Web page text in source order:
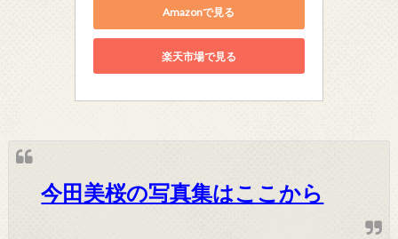
Amazonで見る
楽天市場で見る
今田美桜の写真集はここから